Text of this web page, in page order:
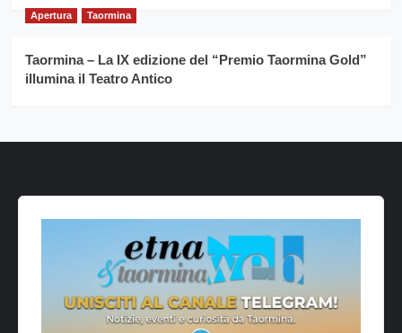
Apertura Taormina
Taormina – La IX edizione del “Premio Taormina Gold”
illumina il Teatro Antico